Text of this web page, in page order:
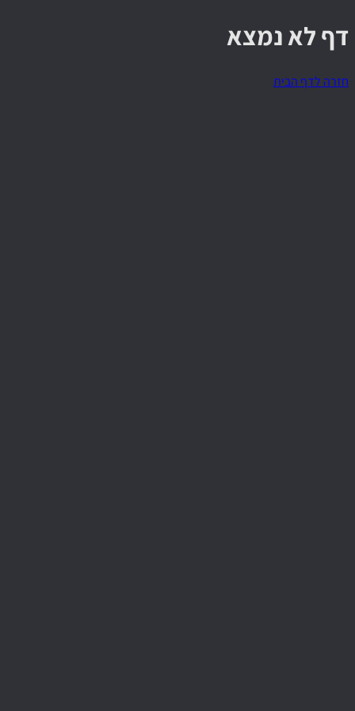
דף לא נמצא
חזרה לדף הבית